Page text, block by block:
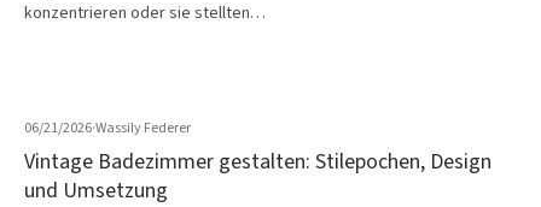
konzentrieren oder sie stellten…
06/21/2026·Wassily Federer
Vintage Badezimmer gestalten: Stilepochen, Design
und Umsetzung